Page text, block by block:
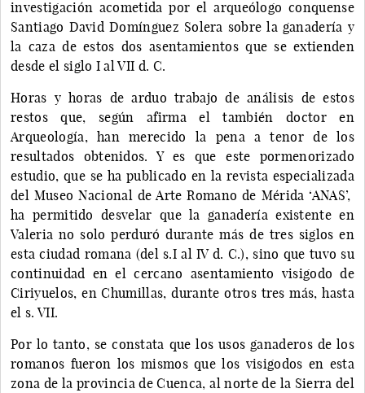
investigación acometida por el arqueólogo conquense
Santiago David Domínguez Solera sobre la ganadería y
la caza de estos dos asentamientos que se extienden
desde el siglo I al VII d. C.
Horas y horas de arduo trabajo de análisis de estos
restos que, según afirma el también doctor en
Arqueología, han merecido la pena a tenor de los
resultados obtenidos. Y es que este pormenorizado
estudio, que se ha publicado en la revista especializada
del Museo Nacional de Arte Romano de Mérida ‘ANAS’,
ha permitido desvelar que la ganadería existente en
Valeria no solo perduró durante más de tres siglos en
esta ciudad romana (del s.I al IV d. C.), sino que tuvo su
continuidad en el cercano asentamiento visigodo de
Ciriyuelos, en Chumillas, durante otros tres más, hasta
el s. VII.
Por lo tanto, se constata que los usos ganaderos de los
romanos fueron los mismos que los visigodos en esta
zona de la provincia de Cuenca, al norte de la Sierra del